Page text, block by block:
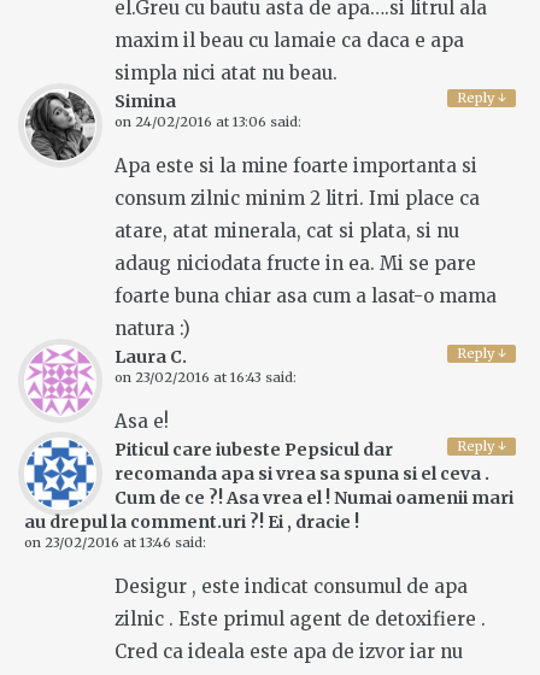
el.Greu cu bautu asta de apa….si litrul ala
maxim il beau cu lamaie ca daca e apa
simpla nici atat nu beau.
Reply↓
Simina
on 24/02/2016 at 13:06 said:
Apa este si la mine foarte importanta si
consum zilnic minim 2 litri. Imi place ca
atare, atat minerala, cat si plata, si nu
adaug niciodata fructe in ea. Mi se pare
foarte buna chiar asa cum a lasat-o mama
natura :)
Reply↓
Laura C.
on 23/02/2016 at 16:43 said:
Asa e!
Reply↓
Piticul care iubeste Pepsicul dar
recomanda apa si vrea sa spuna si el ceva .
Cum de ce ?! Asa vrea el ! Numai oamenii mari
au drepul la comment.uri ?! Ei , dracie !
on 23/02/2016 at 13:46 said:
Desigur , este indicat consumul de apa
zilnic . Este primul agent de detoxifiere .
Cred ca ideala este apa de izvor iar nu